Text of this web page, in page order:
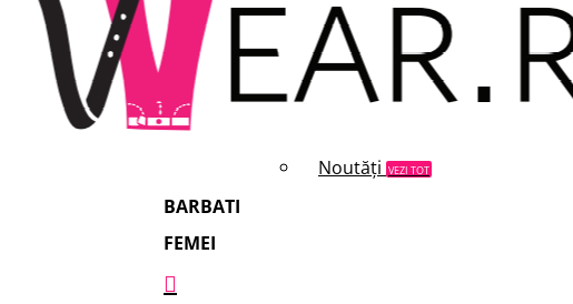
Categorii
Branduri
Noutăți VEZI TOT
BARBATI
FEMEI